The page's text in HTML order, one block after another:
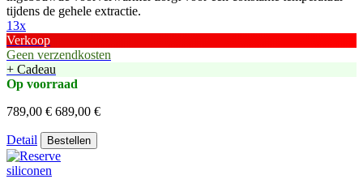
tijdens de gehele extractie.
13x
Verkoop
Geen verzendkosten
+ Cadeau
Op voorraad
789,00 € 689,00 €
Detail Bestellen